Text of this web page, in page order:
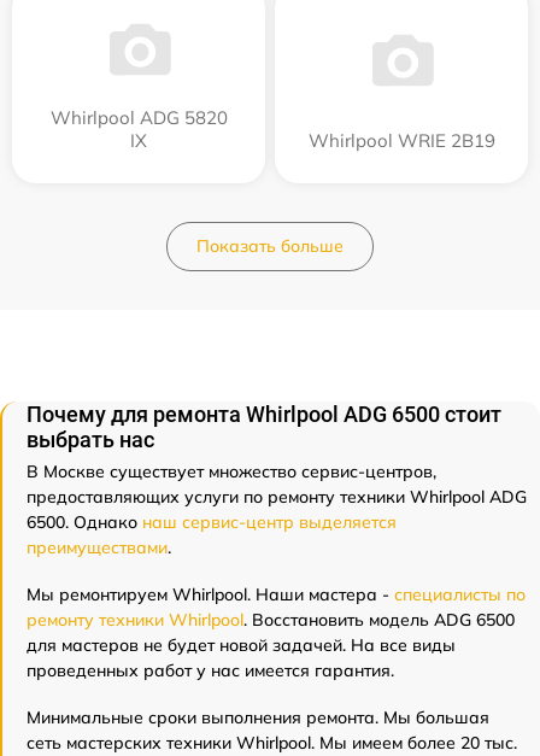
Whirlpool ADG 5820
IX
Whirlpool WRIE 2B19
Показать больше
Почему для ремонта Whirlpool ADG 6500 стоит
выбрать нас
В Москве существует множество сервис-центров,
предоставляющих услуги по ремонту техники Whirlpool ADG
6500. Однако наш сервис-центр выделяется
преимуществами.
Мы ремонтируем Whirlpool. Наши мастера - специалисты по
ремонту техники Whirlpool. Восстановить модель ADG 6500
для мастеров не будет новой задачей. На все виды
проведенных работ у нас имеется гарантия.
Минимальные сроки выполнения ремонта. Мы большая
сеть мастерских техники Whirlpool. Мы имеем более 20 тыс.